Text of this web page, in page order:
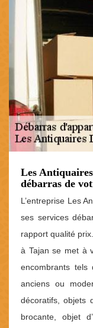
Les
débarras de
L’entreprise Les
ses services
rapport qualité
à Tajan se met à
encombrants tels
anciens ou
décoratifs, objets
brocante, objet